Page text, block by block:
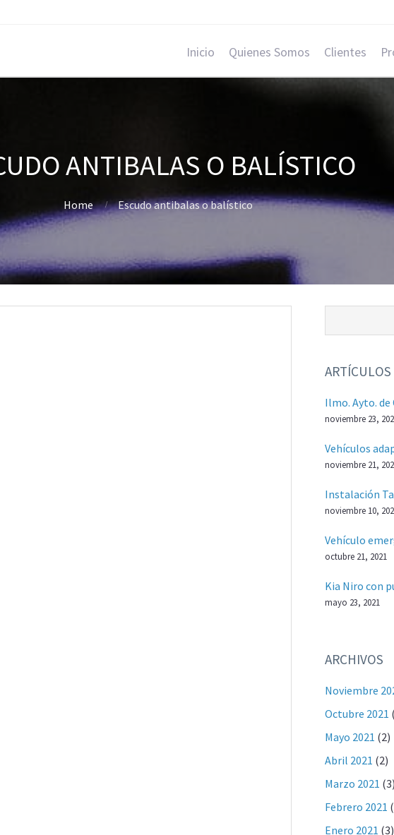
Inicio Quienes Somos Clientes
ANTIBALAS O BALÍSTICO
Home Escudo antibalas o balístico
ARTÍCULOS
Ilmo. Ayto. de
noviembre 23,
Vehículos
noviembre 21,
Instalación
noviembre 10,
Vehículo
octubre 21, 2021
Kia Niro con
mayo 23, 2021
ARCHIVOS
Noviembre
Octubre 2021
Mayo 2021 (2)
Abril 2021 (2)
Marzo 2021 (3)
Febrero 2021
Enero 2021 (3)